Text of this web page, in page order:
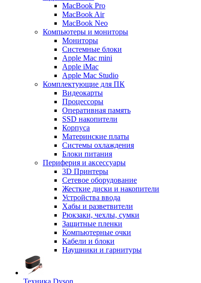
MacBook Pro
MacBook Air
MacBook Neo
Компьютеры и мониторы
Мониторы
Системные блоки
Apple Mac mini
Apple iMac
Apple Mac Studio
Комплектующие для ПК
Видеокарты
Процессоры
Оперативная память
SSD накопители
Корпуса
Материнские платы
Системы охлаждения
Блоки питания
Периферия и аксессуары
3D Принтеры
Сетевое оборудование
Жесткие диски и накопители
Устройства ввода
Хабы и разветвители
Рюкзаки, чехлы, сумки
Защитные пленки
Компьютерные очки
Кабели и блоки
Наушники и гарнитуры
Техника Dyson